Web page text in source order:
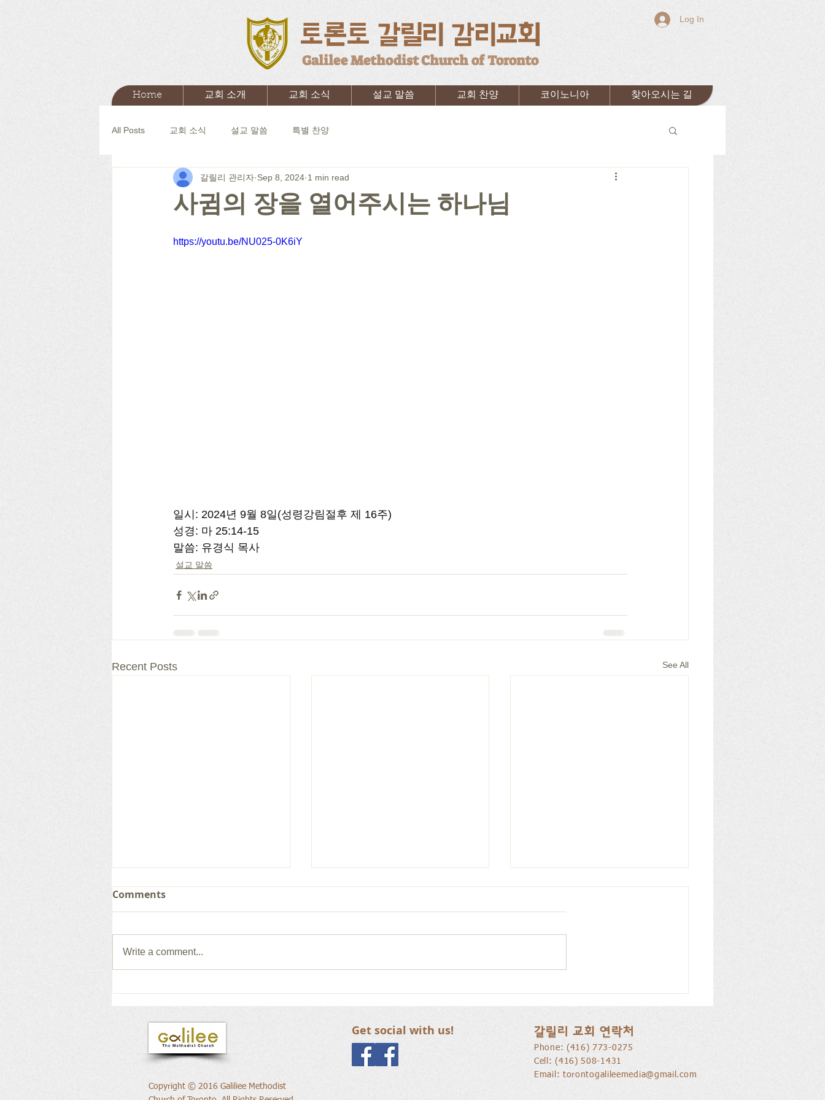
토론토 갈릴리 감리교회
Galilee Methodist Church of Toronto
Log In
Home 교회 소개 교회 소식 설교 말씀 교회 찬양 코이노니아 찾아오시는 길
All Posts 교회 소식 설교 말씀 특별 찬양
사귐의 장을 열어주시는 하나님
갈릴리 관리자 Sep 8, 2024 1 min read
https://youtu.be/NU025-0K6iY
일시: 2024년 9월 8일(성령강림절후 제 16주)
성경: 마 25:14-15
말씀: 유경식 목사
설교 말씀
Recent Posts See All
새로운 권위의 삶으로
새로운 가치를 세워가는 신앙
공동체
Comments
Write a comment...
Copyright © 2016 Galiliee Methodist
Get social with us! 갈릴리 교회 연락처
Phone: ​(416) 773-0275
Cell: (416) 508-1431
Email: torontogalileemedia@gmail.com